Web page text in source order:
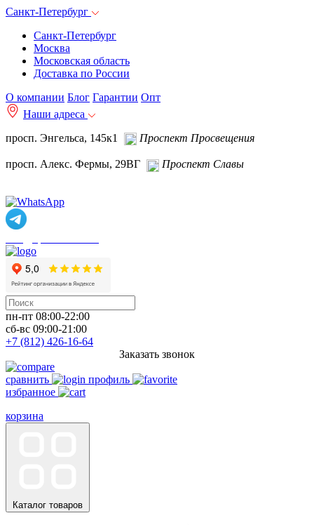
Санкт-Петербург
Санкт-Петербург
Москва
Московская область
Доставка по России
О компании Блог Гарантии Опт
Наши адреса
просп. Энгельса, 145к1
Проспект Просвещения
просп. Алекс. Фермы, 29ВГ Проспект Славы
пн-пт 08:00-22:00
сб-вс 09:00-21:00
+7 (812) 426-16-64
Заказать звонок
сравнить
профиль
избранное
корзина
Каталог товаров